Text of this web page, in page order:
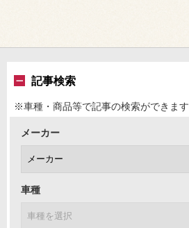
記事検索
※車種・商品等で記事の検索ができます
メーカー
車種